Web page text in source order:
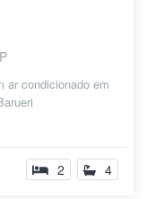
ar condicionado em
2 4